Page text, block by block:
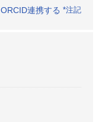
ORCID連携する *注記